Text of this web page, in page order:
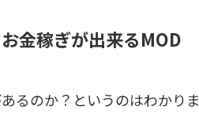
金稼ぎが出来るMOD
るのか？というのはわかり